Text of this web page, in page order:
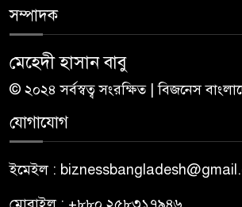
সম্পাদক
মেহেদী হাসান বাবু
© ২০২৪ সর্বস্বত্ব সংরক্ষিত | বিজনেস
যোগাযোগ
ইমেইল :